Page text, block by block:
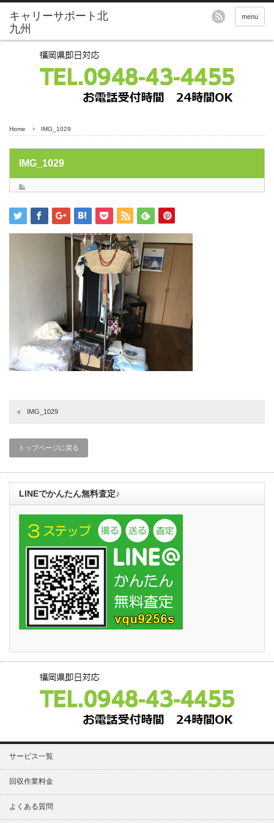
menu
Home IMG_1029
IMG_1029
IMG_1029
トップページに戻る
LINEでかんたん無料査定♪
サービス一覧
回収作業料金
よくある質問